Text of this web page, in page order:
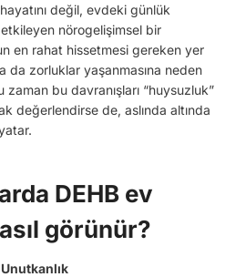
değil, evdeki günlük
etkileyen nörogelişimsel bir
en rahat hissetmesi gereken yer
da zorluklar yaşanmasına neden
bu davranışları “huysuzluk”
değerlendirse de, aslında altında
DEHB ev
görünür?
Unutkanlık